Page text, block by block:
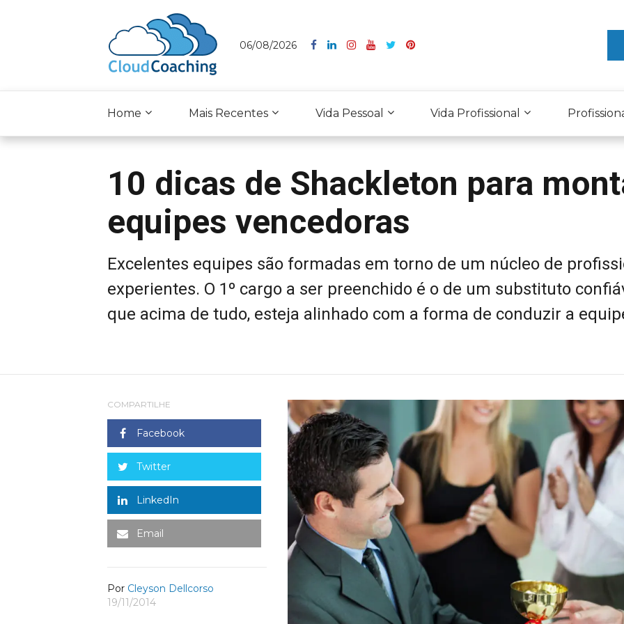
06/08/2026
Home Mais Recentes Vida Pessoal Vida Profissional
10 dicas de Shackleton para
equipes vencedoras
Excelentes equipes são formadas em torno de um núcleo de
experientes. O 1º cargo a ser preenchido é o de um substituto
que acima de tudo, esteja alinhado com a forma de conduzir a
COMPARTILHE
Facebook
Twitter
LinkedIn
Email
Por Cleyson Dellcorso
19/11/2014